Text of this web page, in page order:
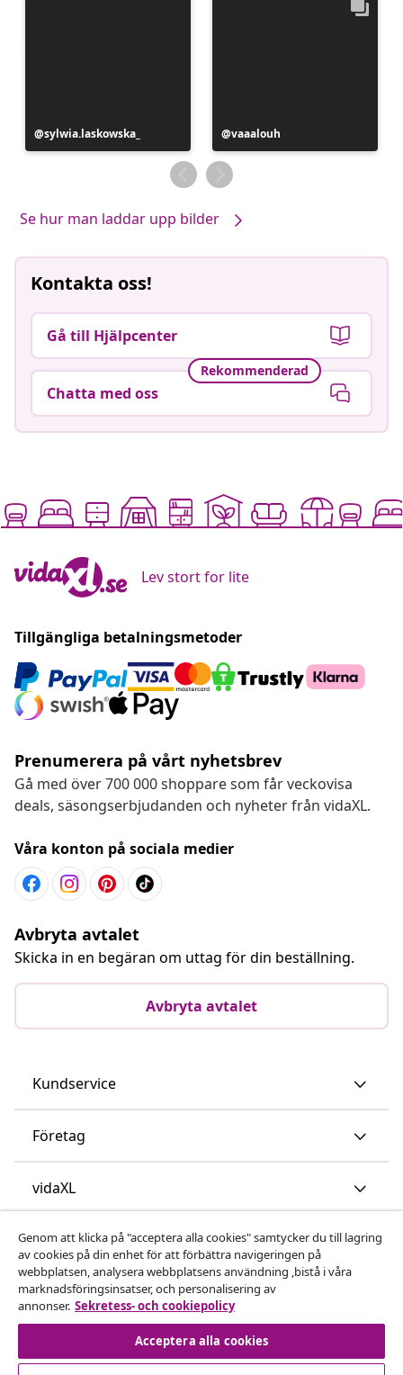
Inlägg
publicerat
sylwia.laskowska_
Inlägg
publicerat
av
vaaalouh
Se hur man laddar upp bilder
Kontakta oss!
Gå till Hjälpcenter
Rekommenderad
Chatta med oss
Lev stort for lite
Tillgängliga betalningsmetoder
Prenumerera på vårt nyhetsbrev
Gå med över 700 000 shoppare som får veckovisa
deals, säsongserbjudanden och nyheter från vidaXL.
Våra konton på sociala medier
Avbryta avtalet
Skicka in en begäran om uttag för din beställning.
Avbryta avtalet
Kundservice
Företag
vidaXL
Upptäck mer
Genom att klicka på "acceptera alla cookies" samtycker du till lagring
av cookies på din enhet för att förbättra navigeringen på
webbplatsen, analysera webbplatsens användning ,bistå i våra
marknadsföringsinsatser, och personalisering av
annonser. Sekretess- och cookiepolicy
Acceptera alla cookies